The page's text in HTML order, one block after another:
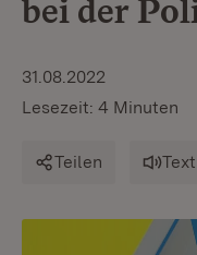
bei der
31.08.2022
Lesezeit: 4 Minuten
Teilen